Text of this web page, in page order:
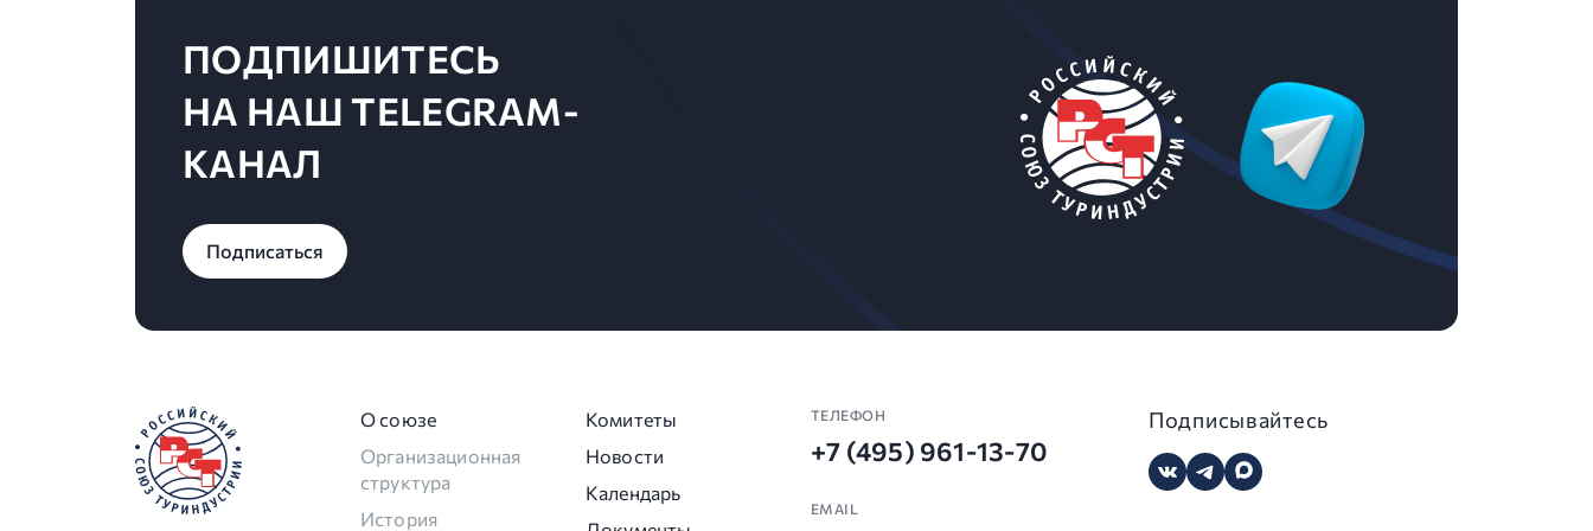
ПОДПИШИТЕСЬ
НА НАШ TELEGRAM-
КАНАЛ
Подписаться
О союзе
Организационная
структура
История
Комитеты
Новости
Календарь
ТЕЛЕФОН
+7 (495) 961-13-70
EMAIL
Подписывайтесь